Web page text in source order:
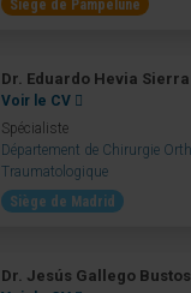
Siège de Pampelune
Dr. Eduardo Hevia Sierra
Voir le CV
Spécialiste
Département de Chirurgie
Traumatologique
Siège de Madrid
Dr. Jesús Gallego Bustos